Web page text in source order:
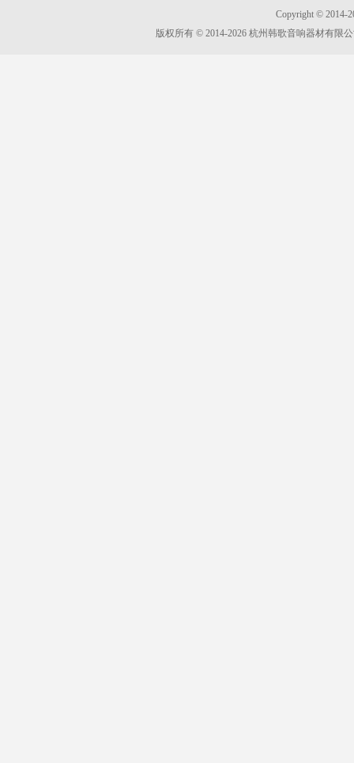
Copyright © 2014-
版权所有 © 2014-2026 杭州韩歌音响器材有限